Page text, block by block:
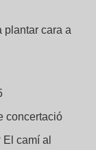
plantar cara a
concertació
camí al